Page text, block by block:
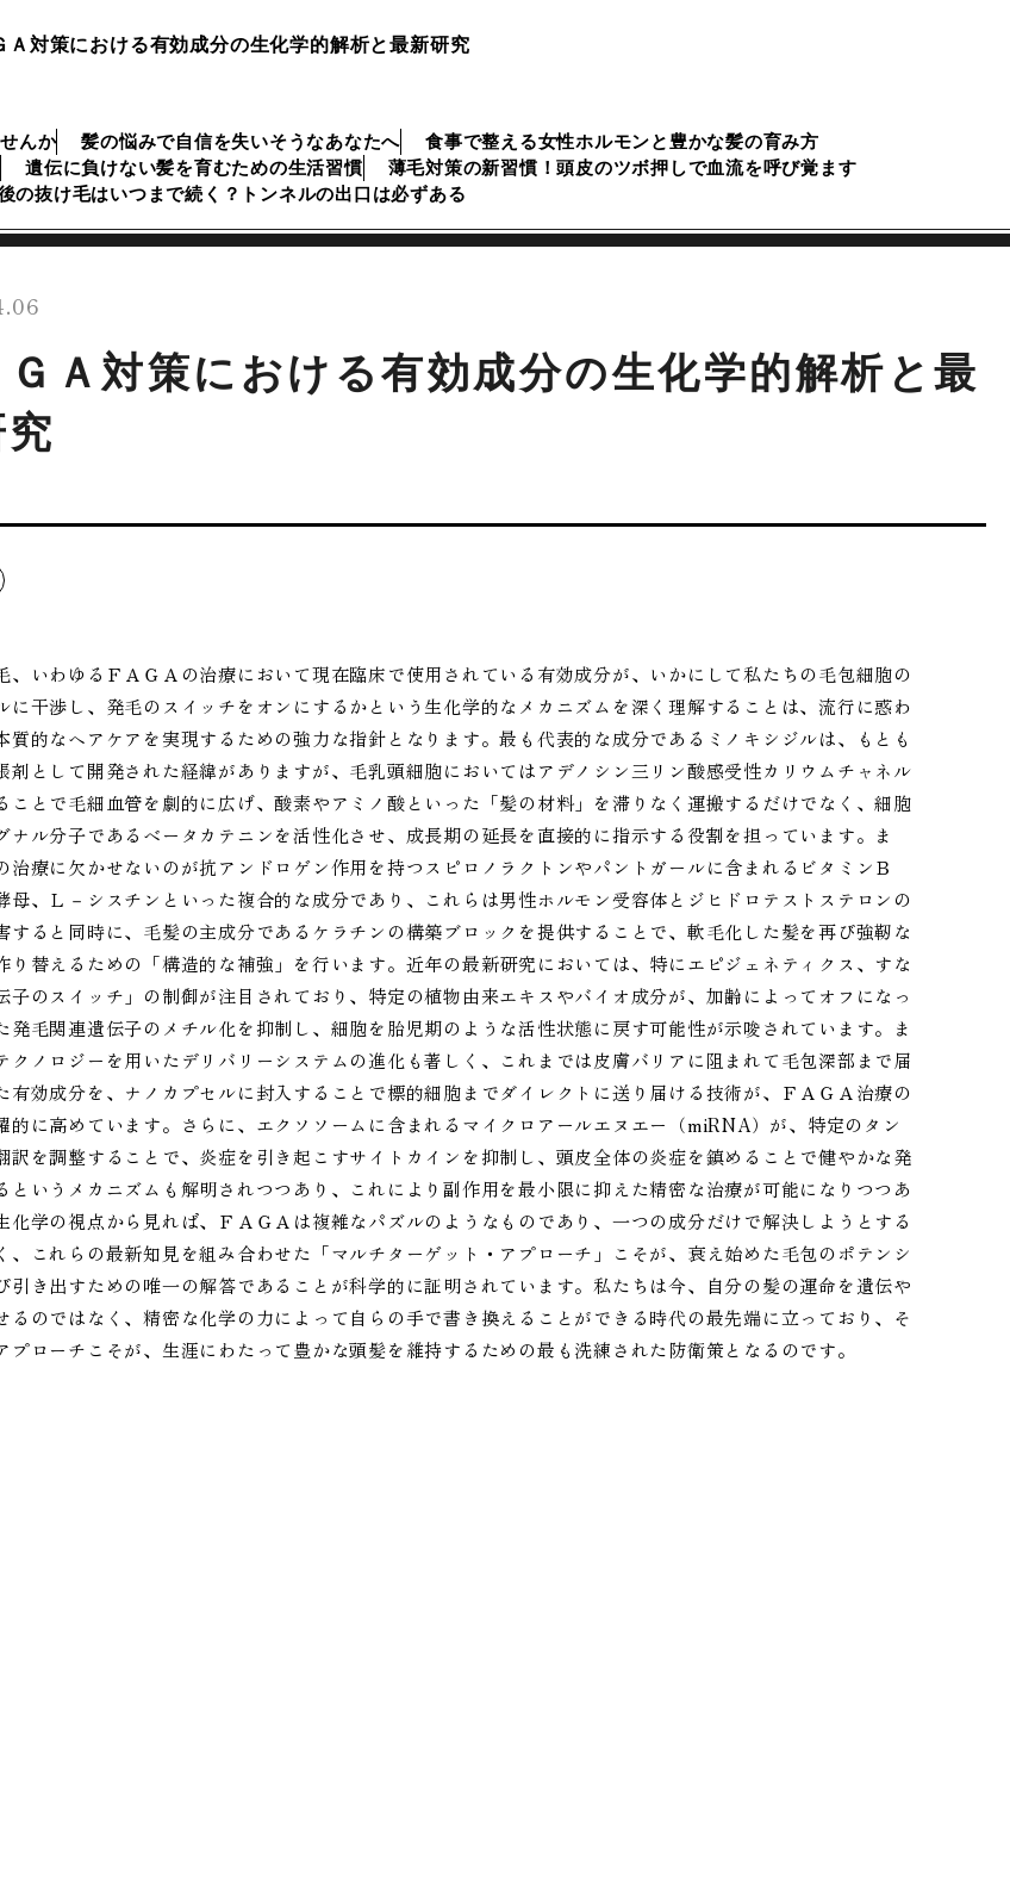
Ａ対策における有効成分の生化学的解析と最新研究
んか 髪の悩みで自信を失いそうなあなたへ
食事で整える女性ホルモンと豊かな髪の育み方
遺伝に負けない髪を育むための生活習慣
薄毛対策の新習慣！頭皮のツボ押しで血流を呼び覚ます
の抜け毛はいつまで続く？トンネルの出口は必ずある
ＧＡ対策における有効成分の生化学的解析と最
、いわゆるＦＡＧＡの治療において現在臨床で使用されている有効成分が、いかにして私たちの毛包細胞の
に干渉し、発毛のスイッチをオンにするかという生化学的なメカニズムを深く理解することは、流行に惑わ
質的なヘアケアを実現するための強力な指針となります。最も代表的な成分であるミノキシジルは、もとも
剤として開発された経緯がありますが、毛乳頭細胞においてはアデノシン三リン酸感受性カリウムチャネル
ことで毛細血管を劇的に広げ、酸素やアミノ酸といった「髪の材料」を滞りなく運搬するだけでなく、細胞
ナル分子であるベータカテニンを活性化させ、成長期の延長を直接的に指示する役割を担っています。ま
治療に欠かせないのが抗アンドロゲン作用を持つスピロノラクトンやパントガールに含まれるビタミンＢ
母、Ｌ－シスチンといった複合的な成分であり、これらは男性ホルモン受容体とジヒドロテストステロンの
すると同時に、毛髪の主成分であるケラチンの構築ブロックを提供することで、軟毛化した髪を再び強靭な
り替えるための「構造的な補強」を行います。近年の最新研究においては、特にエピジェネティクス、すな
子のスイッチ」の制御が注目されており、特定の植物由来エキスやバイオ成分が、加齢によってオフになっ
発毛関連遺伝子のメチル化を抑制し、細胞を胎児期のような活性状態に戻す可能性が示唆されています。ま
クノロジーを用いたデリバリーシステムの進化も著しく、これまでは皮膚バリアに阻まれて毛包深部まで届
有効成分を、ナノカプセルに封入することで標的細胞までダイレクトに送り届ける技術が、ＦＡＧＡ治療の
的に高めています。さらに、エクソソームに含まれるマイクロアールエヌエー（miRNA）が、特定のタン
訳を調整することで、炎症を引き起こすサイトカインを抑制し、頭皮全体の炎症を鎮めることで健やかな発
というメカニズムも解明されつつあり、これにより副作用を最小限に抑えた精密な治療が可能になりつつあ
化学の視点から見れば、ＦＡＧＡは複雑なパズルのようなものであり、一つの成分だけで解決しようとする
、これらの最新知見を組み合わせた「マルチターゲット・アプローチ」こそが、衰え始めた毛包のポテンシ
引き出すための唯一の解答であることが科学的に証明されています。私たちは今、自分の髪の運命を遺伝や
るのではなく、精密な化学の力によって自らの手で書き換えることができる時代の最先端に立っており、そ
プローチこそが、生涯にわたって豊かな頭髪を維持するための最も洗練された防衛策となるのです。